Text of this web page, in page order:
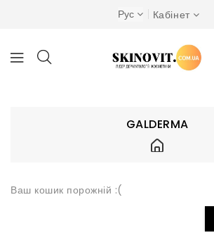
Рус Кабінет
GALDERMA
Ваш кошик порожній :(